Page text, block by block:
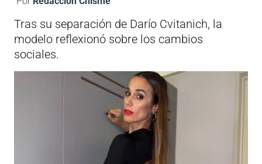
Tras su separación de Darío Cvitanich, la
modelo reflexionó sobre los cambios
sociales.